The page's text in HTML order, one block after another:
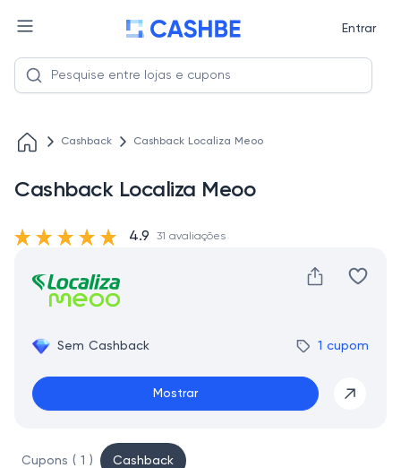
Entrar
Cashback Cashback Localiza Meoo
Cashback Localiza Meoo
Sem Cashback 1 cupom
Mostrar
4.9 31 avaliações
Cupons ( 1 ) Cashback